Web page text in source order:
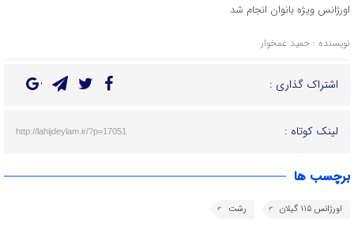
اورژانس ویژه بانوان انجام شد
نویسنده : حمید غمخوار
اشتراک گذاری :
لینک کوتاه : http://lahijdeylam.ir/?p=17051
برچسب ها
اورژانس ۱۱۵ گیلان رشت